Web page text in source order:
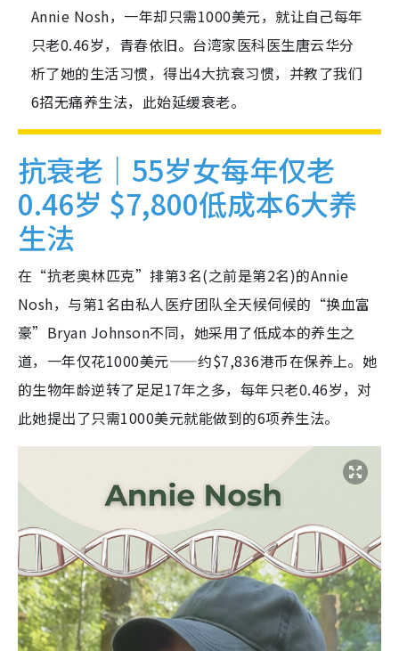
Annie Nosh，一年却只需1000美元，就让自己每年
只老0.46岁，青春依旧。台湾家医科医生唐云华分
析了她的生活习惯，得出4大抗衰习惯，并教了我们
6招无痛养生法，此始延缓衰老。
抗衰老｜55岁女每年仅老
0.46岁 $7,800低成本6大养
生法
在“抗老奥林匹克”排第3名(之前是第2名)的Annie
Nosh，与第1名由私人医疗团队全天候伺候的“换血富
豪”Bryan Johnson不同，她采用了低成本的养生之
道，一年仅花1000美元——约$7,836港币在保养上。她
的生物年龄逆转了足足17年之多，每年只老0.46岁，对
此她提出了只需1000美元就能做到的6项养生法。